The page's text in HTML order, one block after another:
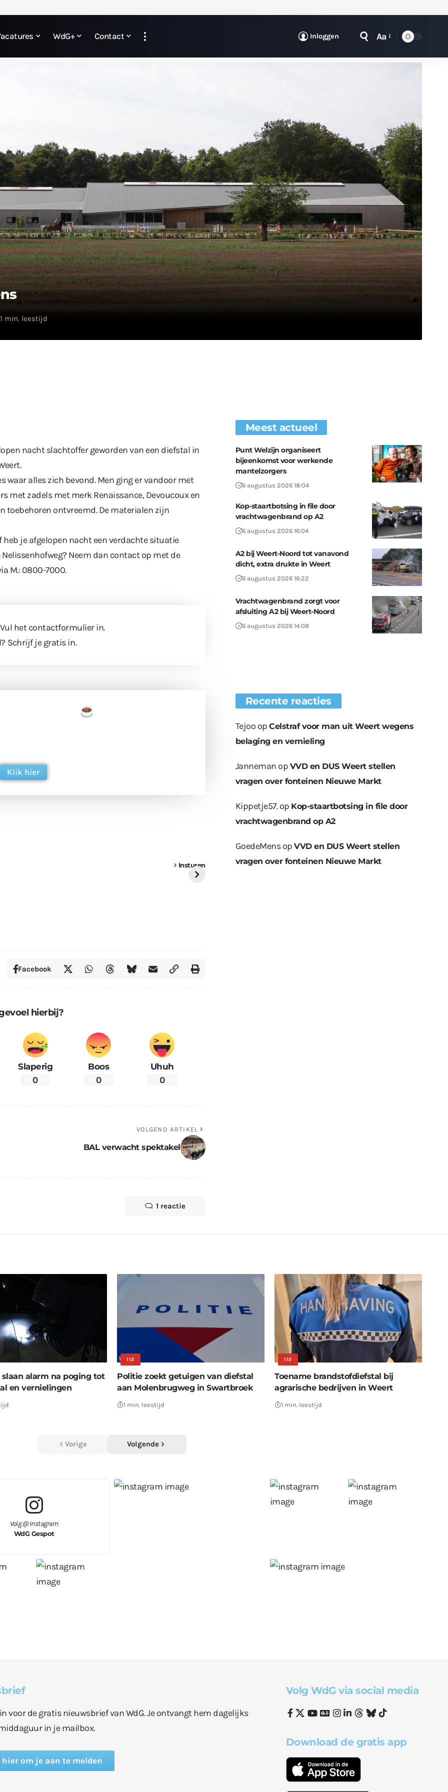
WdG+ Contact Inloggen Aa
1 min. leestijd
nacht slachtoffer geworden van een diefstal in
waar alles zich bevond. Men ging er vandoor met
met zadels met merk Renaissance, Devoucoux en
toebehoren ontvreemd. De materialen zijn
je afgelopen nacht een verdachte situatie
Neem dan contact op met de
M.: 0800-7000.
het contactformulierin.
Schrijf je gratis in.
Klik hier
Insturen
geplaatst op
ook uit
Facebook
hierbij?
Slaperig
0
Boos
0
Uhuh
0
VOLGEND ARTIKEL
BAL verwacht spektakel
1 reactie
Meest actueel
Punt Welzijn organiseert
bijeenkomst voor werkende
mantelzorgers
6 augustus 2026 18:04
Kop-staartbotsing in file door
vrachtwagenbrand op A2
6 augustus 2026 16:04
A2 bij Weert-Noord tot vanavond
dicht, extra drukte in Weert
6 augustus 2026 16:22
Vrachtwagenbrand zorgt voor
afsluiting A2 bij Weert-Noord
6 augustus 2026 14:08
Recente reacties
Tejoo opCelstraf voor man uit Weert wegens
belaging en vernieling
Janneman op VVD en DUS Weert stellen
vragen over fonteinen Nieuwe Markt
Kippetje57.op Kop-staartbotsing in file door
vrachtwagenbrand op A2
GoedeMensopVVD en DUS Weert stellen
vragen over fonteinen Nieuwe Markt
slaan alarm na poging tot
en vernielingen
112
Politie zoekt getuigen van diefstal
aan Molenbrugweg in Swartbroek
1 min. leestijd
112
Toename brandstofdiefstal bij
agrarische bedrijven in Weert
1 min. leestijd
Vorige Volgende
Volg @ Instagram
WdG Gespot
voor de gratis nieuwsbrief van WdG. Je ontvangt hem dagelijks
in je mailbox.
om je aan te melden
Volg WdG via social media
Download de gratis app